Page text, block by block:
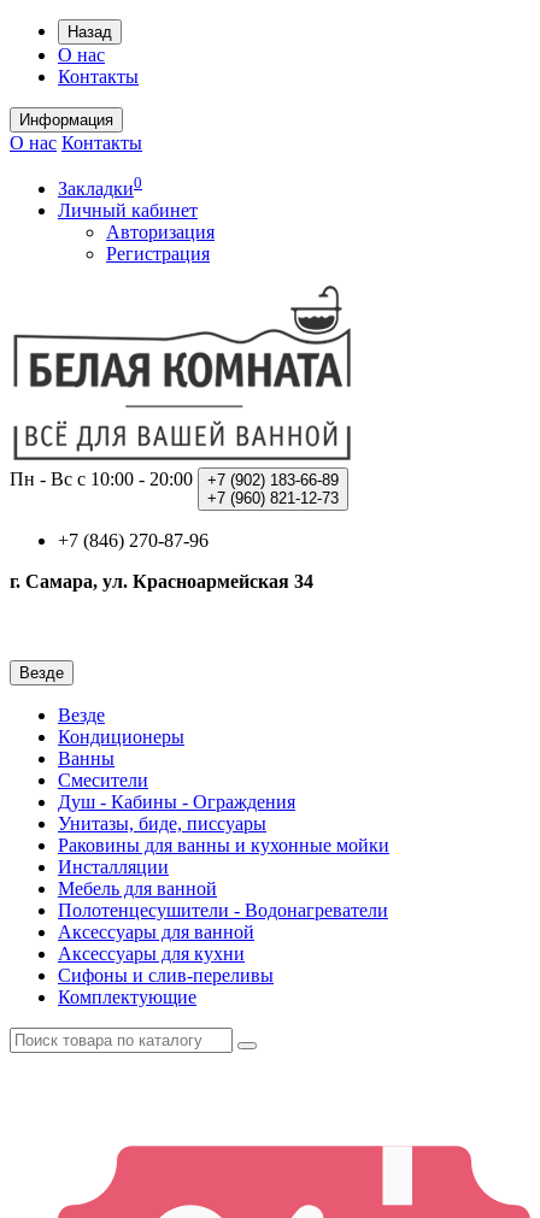
Назад
О нас
Контакты
Информация
О нас Контакты
Закладки0
Личный кабинет
Авторизация
Регистрация
Пн - Вс с 10:00 - 20:00 +7 (902) 183-66-89
+7 (960) 821-12-73
+7 (846) 270-87-96
г. Самара, ул. Красноармейская 34
Везде
Везде
Кондиционеры
Ванны
Смесители
Душ - Кабины - Ограждения
Унитазы, биде, писсуары
Раковины для ванны и кухонные мойки
Инсталляции
Мебель для ванной
Полотенцесушители - Водонагреватели
Аксессуары для ванной
Аксессуары для кухни
Сифоны и слив-переливы
Комплектующие